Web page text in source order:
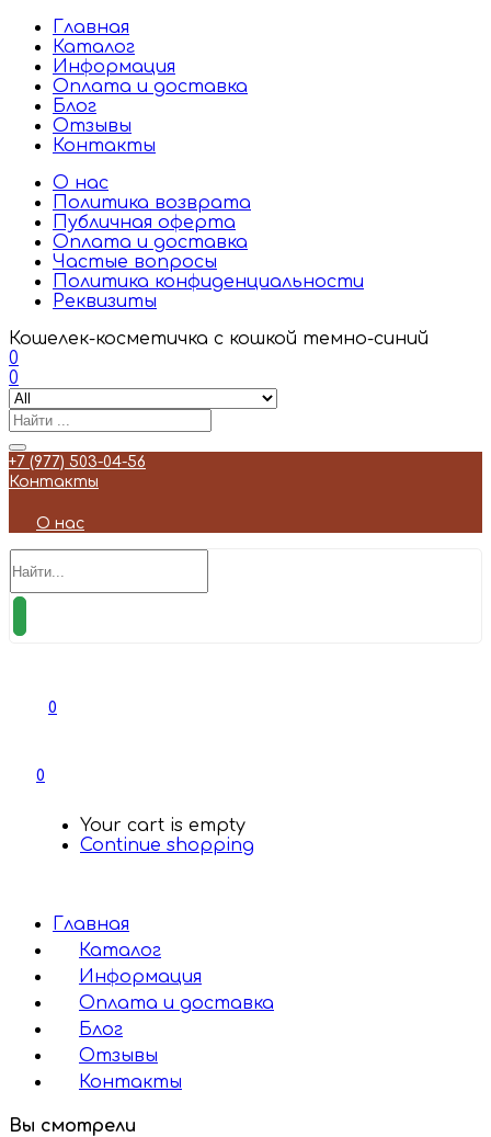
Главная
Каталог
Информация
Оплата и доставка
Блог
Отзывы
Контакты
О нас
Политика возврата
Публичная оферта
Оплата и доставка
Частые вопросы
Политика конфиденциальности
Реквизиты
Кошелек-косметичка с кошкой темно-синий
0
0
+7 (977) 503-04-56
Контакты
О нас
0
0
Your cart is empty
Continue shopping
Главная
Каталог
Информация
Оплата и доставка
Блог
Отзывы
Контакты
Вы смотрели